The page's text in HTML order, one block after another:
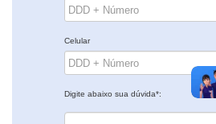
Celular
Digite abaixo sua dúvida*: